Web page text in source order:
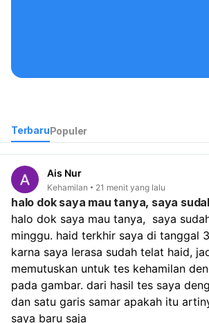
TerbaruPopuler
Ais Nur
Kehamilan 21 menit yang lalu
halo dok saya mau tanya, saya
halo dok saya mau tanya,  saya
minggu. haid terkhir saya di tanggal
karna saya lerasa sudah telat haid,
memutuskan untuk tes kehamilan
pada gambar. dari hasil tes saya
dan satu garis samar apakah itu
saya baru saja